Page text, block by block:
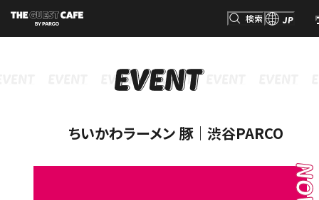
検索 JP
検索
INFORMATION RESERVATION
ちいかわラーメン 豚｜渋谷PARCO